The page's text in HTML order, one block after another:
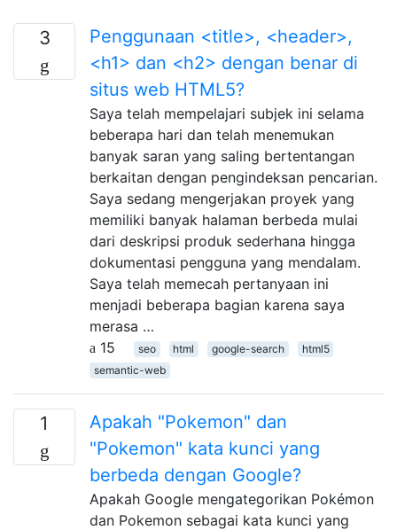
3
Penggunaan <title>, <header>,
<h1> dan <h2> dengan benar di
situs web HTML5?
Saya telah mempelajari subjek ini selama
beberapa hari dan telah menemukan
banyak saran yang saling bertentangan
berkaitan dengan pengindeksan pencarian.
Saya sedang mengerjakan proyek yang
memiliki banyak halaman berbeda mulai
dari deskripsi produk sederhana hingga
dokumentasi pengguna yang mendalam.
Saya telah memecah pertanyaan ini
menjadi beberapa bagian karena saya
merasa …
15
seo html google-search
html5
semantic-web
1
Apakah "Pokemon" dan
"Pokemon" kata kunci yang
berbeda dengan Google?
Apakah Google mengategorikan Pokémon
dan Pokemon sebagai kata kunci yang